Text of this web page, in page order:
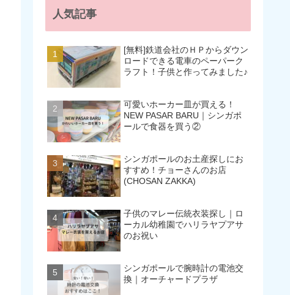
人気記事
[無料]鉄道会社のＨＰからダウン
ロードできる電車のペーパーク
ラフト！子供と作ってみました♪
可愛いホーカー皿が買える！
NEW PASAR BARU｜シンガポ
ールで食器を買う②
シンガポールのお土産探しにお
すすめ！チョーさんのお店
(CHOSAN ZAKKA)
子供のマレー伝統衣装探し｜ロ
ーカル幼稚園でハリラヤプアサ
のお祝い
シンガポールで腕時計の電池交
換｜オーチャードプラザ